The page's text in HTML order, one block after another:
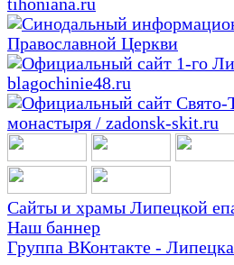
Сайты и храмы Липецкой
Наш баннер
Группа ВКонтакте -